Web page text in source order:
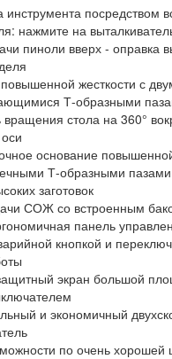
инструмента посредством
нажмите на
пиноли вверх - оправка
жесткости с
Т-образными
стола на 360°
основание
Т-образными
заготовок
СОЖ со встроенным
панель
кнопкой и
экран большой
и экономичный
по очень хорошей